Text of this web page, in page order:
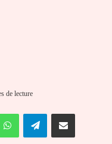
de lecture
WhatsAppTelegramPartager par email